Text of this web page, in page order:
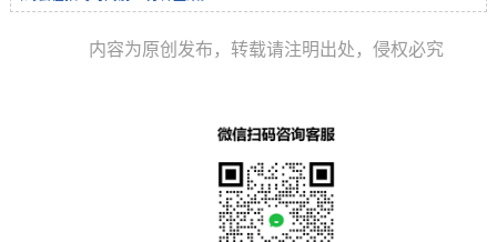
内容为原创发布，转载请注明出处，侵权必究